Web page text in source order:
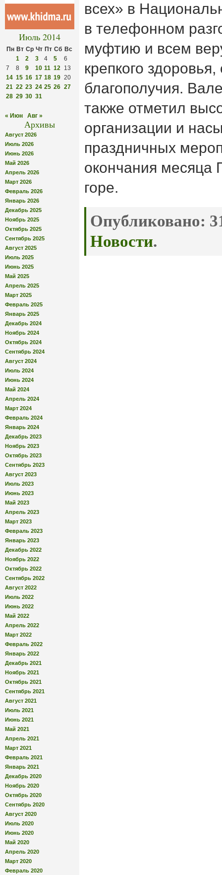
Июль 2014
Пн Вт Ср Чт Пт Сб Вс
1
2 3 4 5
6
7
8 9 10 11 12
13
14 15 16 17 18 19 20
21 22 23 24 25 26 27
28 29 30 31
« Июн Авг »
Архивы
Август 2026
Июль 2026
Июнь 2026
Май 2026
Апрель 2026
Март 2026
Февраль 2026
Январь 2026
Декабрь 2025
Ноябрь 2025
Октябрь 2025
Сентябрь 2025
Август 2025
Июль 2025
Июнь 2025
Май 2025
Апрель 2025
Март 2025
Февраль 2025
Январь 2025
Декабрь 2024
Ноябрь 2024
Октябрь 2024
Сентябрь 2024
Август 2024
Июль 2024
Июнь 2024
Май 2024
Апрель 2024
Март 2024
Февраль 2024
Январь 2024
Декабрь 2023
Ноябрь 2023
Октябрь 2023
Сентябрь 2023
Август 2023
Июль 2023
Июнь 2023
Май 2023
Апрель 2023
Март 2023
Февраль 2023
Январь 2023
Декабрь 2022
Ноябрь 2022
Октябрь 2022
Сентябрь 2022
Август 2022
Июль 2022
Июнь 2022
Май 2022
Апрель 2022
Март 2022
Февраль 2022
Январь 2022
Декабрь 2021
Ноябрь 2021
Октябрь 2021
Сентябрь 2021
Август 2021
Июль 2021
Июнь 2021
Май 2021
Апрель 2021
Март 2021
Февраль 2021
Январь 2021
Декабрь 2020
Ноябрь 2020
Октябрь 2020
Сентябрь 2020
Август 2020
Июль 2020
Июнь 2020
Май 2020
Апрель 2020
Март 2020
Февраль 2020
всех» в
в телефонном
муфтию и всем
крепкого здоровья,
благополучия.
также отметил
организации и
праздничных
окончания месяца
горе.
Опубликовано:
Новости.